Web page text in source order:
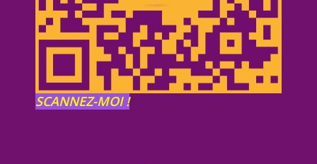
SCANNEZ-MOI !